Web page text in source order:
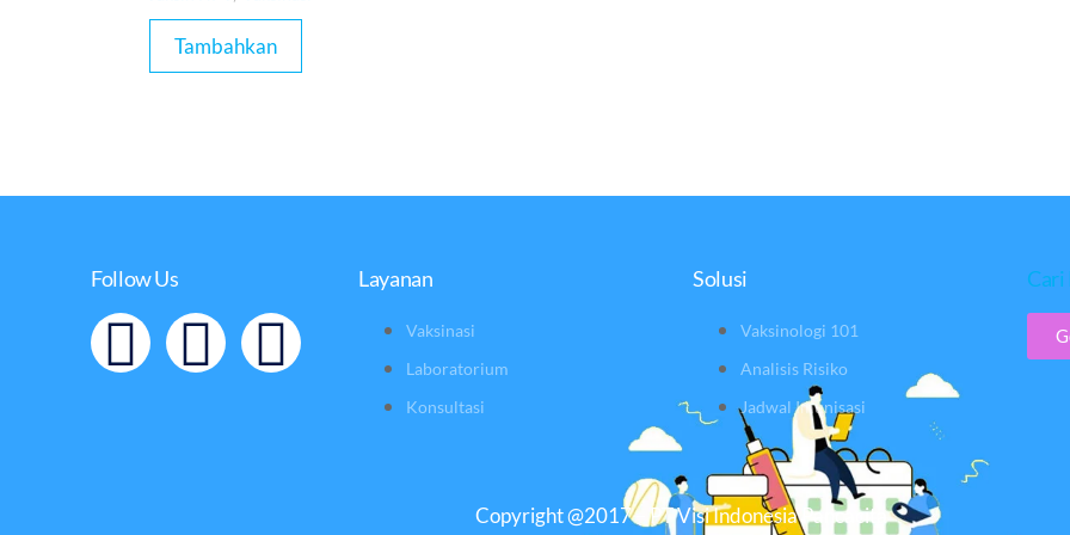
Tambahkan
Follow Us Layanan
Vaksinasi
Laboratorium
Konsultasi
Solusi
Vaksinologi 101
Analisis Risiko
Jadwal Imunisasi
Copyright @2017 – PT Visi Indonesia Pancacita